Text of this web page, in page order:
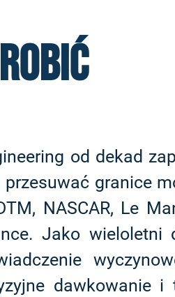
od dekad
granice
NASCAR, Le
Jako
dawkowanie